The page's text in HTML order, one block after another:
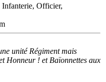
Infanterie, Officier,
unité Régiment mais
Honneur ! et Baïonnettes aux